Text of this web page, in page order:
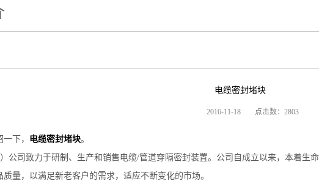
电缆密封堵块
2016-11-18 点击数：2803
下， 电缆密封堵块。
公司致力于研制、生产和销售电缆/管道穿隔密封装置。公司自成立以来，本着生
质量，以满足新老客户的需求，适应不断变化的市场。